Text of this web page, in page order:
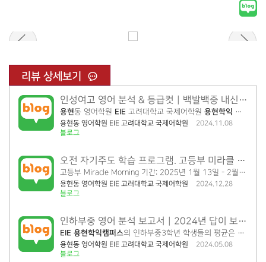
리뷰 상세보기
인성여고 영어 분석 & 등급컷｜백발백중 내신분석 2탄 (
용현동 영어학원 EIE 고려대학교 국제어학원 용현학익 캠퍼스
용현동 영어학원 EIE 고려대학교 국제어학원
2024.11.08
블로그
오전 자기주도 학습 프로그램. 고등부 미라클 모닝! ｜
고등부 Miracle Morning 기간: 2025년 1월 13일 - 2월 21일 (5주) 참가비 : 7만원 시간: 오전 9:30 ~ 오후 12:30 장소:
용현동 영어학원 EIE 고려대학교 국제어학원
2024.12.28
블로그
인하부중 영어 분석 보고서｜2024년 답이 보이는 기출분석 4탄 (
EIE 용현학익캠퍼스의 인하부중3학년 학생들의 평균은 97.6점으로 좋은 점수를 거두었습니다. 모두 고생 많았어요! ☆★체크 포인트☆★ 인하부중은 전체적으로 문제 난이도가 타 학교에 비해 현저하게 낮은...
용현동 영어학원 EIE 고려대학교 국제어학원
2024.05.08
블로그